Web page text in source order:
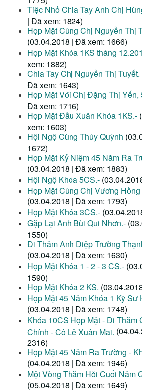
Tiệc Nhỏ Chia Tay Anh Chị
| Đã xem: 1824)
Họp Mặt Cùng Chị Nguyễn Thị
(03.04.2018 | Đã xem: 1666)
Họp Mặt Khóa 1KS tháng
xem: 1882)
Chia Tay Chị Nguyễn Thị Tuyết.
Đã xem: 1643)
Họp Mặt Với Chị Đặng Thị Yến,
Đã xem: 1716)
Họp Mặt Đầu Xuân Khóa 1KS.-
xem: 1603)
Hội Ngộ Cùng Thúy Quỳnh
1672)
Họp Mặt Kỷ Niệm 45 Năm Ra
(03.04.2018 | Đã xem: 1883)
Hội Ngộ Khóa 5CS.-
Họp Mặt Cùng Chị Vương
(03.04.2018 | Đã xem: 1793)
Họp Mặt Khóa 3CS.-
Gặp Lại Anh Bùi Qui Nhơn.-
1550)
Đi Thăm Anh Diệp Trường
(03.04.2018 | Đã xem: 1630)
Họp Mặt Khóa 1 - 2 - 3 CS.-
1590)
Họp Mặt Khóa 2 KS.
Họp Mặt 45 Năm Khóa 1 Kỹ Sư
(03.04.2018 | Đã xem: 1748)
Khóa 10CS Họp Mặt - Đi Thăm
Chính - Cô Lê Xuân Mai.
2316)
Họp Mặt 45 Năm Ra Trường -
(04.04.2018 | Đã xem: 1946)
Một Vòng Thăm Hỏi Cuối Năm
(05.04.2018 | Đã xem: 1649)